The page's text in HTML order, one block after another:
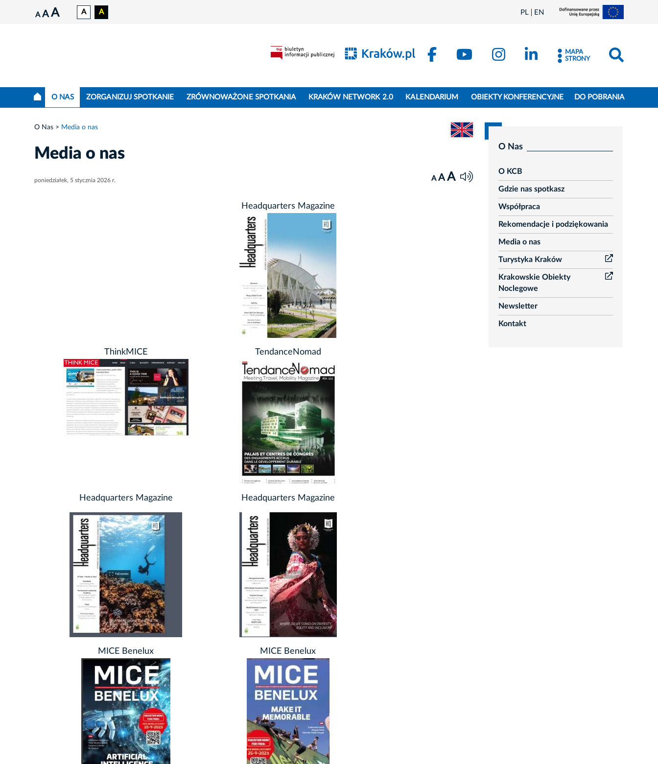
A A A A A PL EN
MAPA
STRONY
O NAS ZORGANIZUJ SPOTKANIE ZRÓWNOWAŻONE SPOTKANIA KRAKÓW NETWORK 2.0 KALENDARIUM OBIEKTY KONFERENCYJNE DO POBRANIA
Przejdź do wersji angielskiej dokumentu
O Nas Media o nas
Media o nas
poniedziałek, 5 stycznia 2026 r. A A A
Headquarters Magazine
ThinkMICE TendanceNomad
Headquarters Magazine Headquarters Magazine
MICE Benelux MICE Benelux
O Nas
O KCB
Gdzie nas spotkasz
Współpraca
Rekomendacje i podziękowania
Media o nas
Turystyka Kraków
Krakowskie Obiekty
Noclegowe
Newsletter
Kontakt